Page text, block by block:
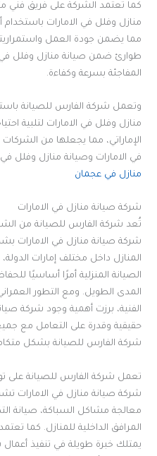
كما تعتمد الشركة على فريق
منازل وفلل في الامارات باستخدام
مما يضمن جودة العمل
طوارئ ضمن صيانة منازل وفلل في
المفاجئة بسرعة وكفاءة.
وتعمل شركة الفارس للصيانة
منازل وفلل في الامارات لتلبية
الإماراتي، مما يجعلها من
في الامارات وصيانة منازل وفلل
منازل في عجمان
شركة صيانة منازل في الامارات
تُعد شركة الفارس للصيانة من
شركة صيانة منازل في الامارات
المنازل داخل مختلف إمارات
الصيانة المنزلية أمرًا أساسيًا
المدى الطويل. ومع التطور
الفنية، برزت أهمية وجود شركة
حقيقية وقدرة على التعامل مع
شركة الفارس للصيانة بشكل
تعمل شركة الفارس للصيانة على
شركة صيانة منازل في الامارات
معالجة مشاكل السباكة، صيانة
المرافق الداخلية للمنازل. كما
يمتلك خبرة طويلة في تنفيذ أعمال